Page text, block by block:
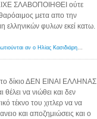
ΣΛΑΒΟΠΟΙΗΘΕΙ ούτε
μετα απο την
ελληνικών φυλων εκεί κατω.
Αμερικανοί ρατσιστές αναρωτιούνται αν ο Ηλίας Κασιδιάρης ανήκει στη λευκή φυλή... - Λόγιος Ερμής
δίκιο ΔΕΝ ΕΙΝΑΙ ΕΛΛΗΝΑΣ
να νιώθει και δεν
τέκνο του χιτλερ να να
και αποζημιώσεις και ο